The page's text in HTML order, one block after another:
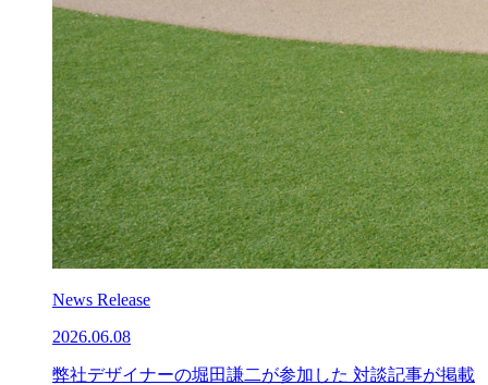
News Release
2026.06.08
弊社デザイナーの堀田謙二が参加した 対談記事が掲載